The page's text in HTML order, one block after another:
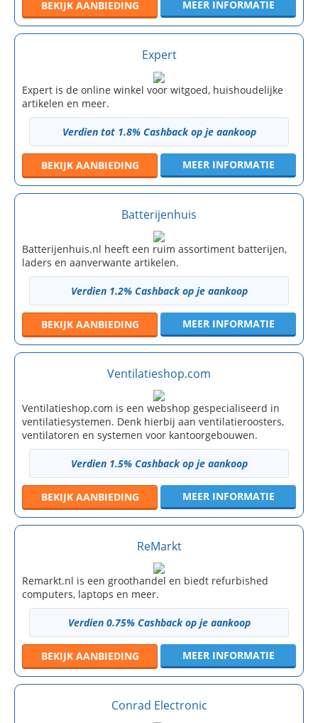
BEKIJK AANBIEDING MEER INFORMATIE
Expert
Expert is de online winkel voor witgoed, huishoudelijke
artikelen en meer.
Verdien tot 1.8% Cashback op je aankoop
BEKIJK AANBIEDING MEER INFORMATIE
Batterijenhuis
Batterijenhuis.nl heeft een ruim assortiment batterijen,
laders en aanverwante artikelen.
Verdien 1.2% Cashback op je aankoop
BEKIJK AANBIEDING MEER INFORMATIE
Ventilatieshop.com
Ventilatieshop.com is een webshop gespecialiseerd in
ventilatiesystemen. Denk hierbij aan ventilatieroosters,
ventilatoren en systemen voor kantoorgebouwen.
Verdien 1.5% Cashback op je aankoop
BEKIJK AANBIEDING MEER INFORMATIE
ReMarkt
Remarkt.nl is een groothandel en biedt refurbished
computers, laptops en meer.
Verdien 0.75% Cashback op je aankoop
BEKIJK AANBIEDING MEER INFORMATIE
Conrad Electronic